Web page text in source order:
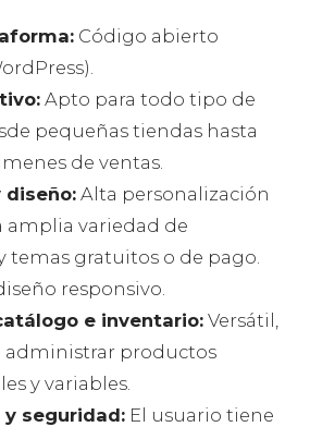
Código abierto
Apto para todo tipo de
pequeñas tiendas hasta
de ventas.
diseño: Alta personalización
amplia variedad de
temas gratuitos o de pago.
responsivo.
e inventario: Versátil,
productos
y variables.
seguridad: El usuario tiene